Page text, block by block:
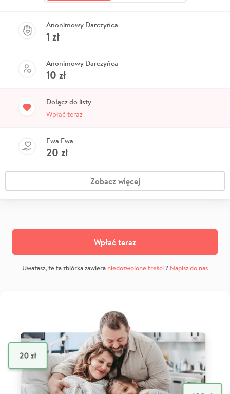
Anonimowy Darczyńca
1 zł
Anonimowy Darczyńca
10 zł
Dołącz do listy
Wpłać teraz
Ewa Ewa
20 zł
Zobacz więcej
Wpłać teraz
Uważasz, że ta zbiórka zawiera niedozwolone treści? Napisz do nas